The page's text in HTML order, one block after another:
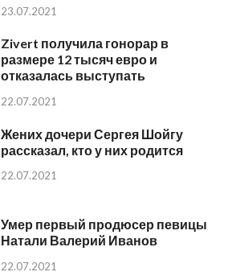
23.07.2021
Zivert получила гонорар в
размере 12 тысяч евро и
отказалась выступать
22.07.2021
Жених дочери Сергея Шойгу
рассказал, кто у них родится
22.07.2021
Умер первый продюсер певицы
Натали Валерий Иванов
22.07.2021